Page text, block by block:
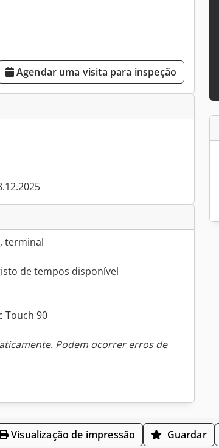
Agendar uma visita para inspeção
terminal
de tempos disponível
Touch 90
Podem ocorrer erros de
Visualização de impressão Guardar